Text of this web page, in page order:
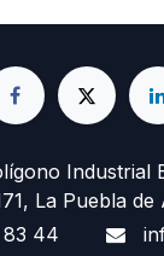
Industrial
La Puebla
83 44